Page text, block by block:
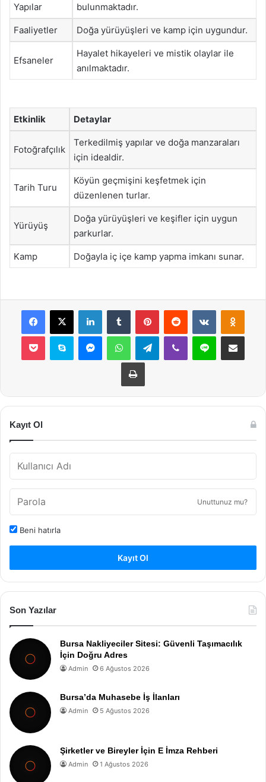
Yapılar
bulunmaktadır.
Faaliyetler Doğa yürüyüşleri ve kamp için uygundur.
Efsaneler
Hayalet hikayeleri ve mistik olaylar ile
anılmaktadır.
Etkinlik Detaylar
Fotoğrafçılık
Terkedilmiş yapılar ve doğa manzaraları
için idealdir.
Tarih Turu
Köyün geçmişini keşfetmek için
düzenlenen turlar.
Yürüyüş
Doğa yürüyüşleri ve keşifler için uygun
parkurlar.
Kamp Doğayla iç içe kamp yapma imkanı sunar.
Facebook
X LinkedInTumblr PinterestReddit VKontakte
Pocket Skype MessengerWhatsAppTelegramViber Line E-Posta ile
Yazdır
Kayıt Ol
Unuttunuz mu?
Beni hatırla
Kayıt Ol
Son Yazılar
Bursa Nakliyeciler Sitesi: Güvenli Taşımacılık
İçin Doğru Adres
Admin 6 Ağustos 2026
Bursa’da Muhasebe İş İlanları
Admin 5 Ağustos 2026
Şirketler ve Bireyler İçin E İmza Rehberi
Admin 1 Ağustos 2026